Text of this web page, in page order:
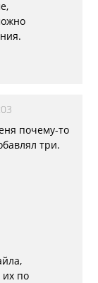
почему-то
три.
их по